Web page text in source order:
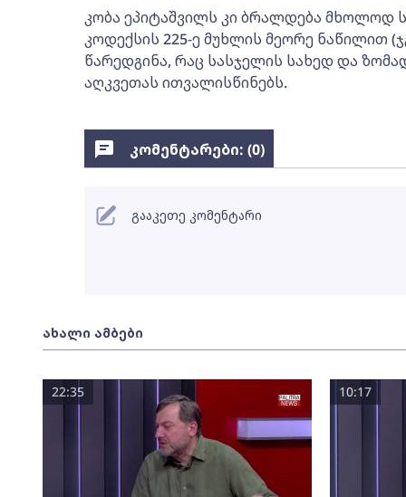
კობა ეპიტაშვილს კი ბრალდება
კოდექსის 225-ე მუხლის მეორე ნაწილით
წარედგინა, რაც სასჯელის სახედ და
აღკვეთას ითვალისწინებს.
ახალი ამბები
22:35 10:17
კომენტარები: (0)
გააკეთე კომენტარი